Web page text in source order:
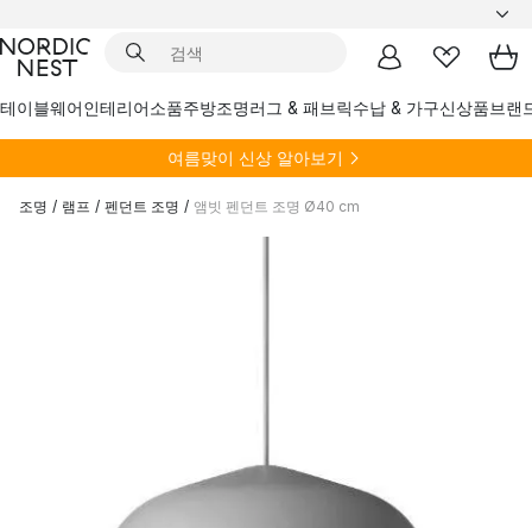
테이블웨어인테리어소품주방조명러그 & 패브릭수납 & 가구신상품브랜
여름맞이 신상 알아보기
조명 / 램프 / 펜던트 조명 / 앰빗 펜던트 조명 Ø40 cm